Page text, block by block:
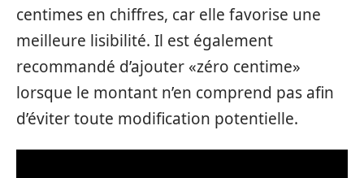
centimes en chiffres, car elle favorise une
meilleure lisibilité. Il est également
recommandé d’ajouter «zéro centime»
lorsque le montant n’en comprend pas afin
d’éviter toute modification potentielle.